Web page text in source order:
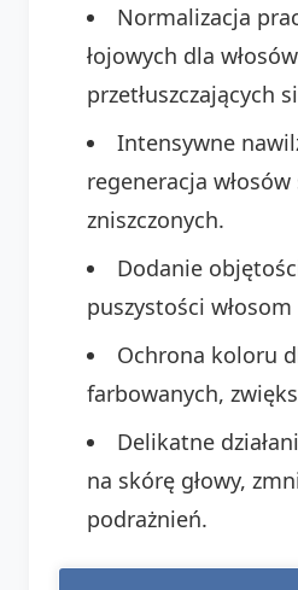
Normalizacja
łojowych dla włosów
przetłuszczających
Intensywne
regeneracja
zniszczonych.
Dodanie
puszystości
Ochrona koloru
farbowanych,
Delikatne
na skórę głowy,
podrażnień.